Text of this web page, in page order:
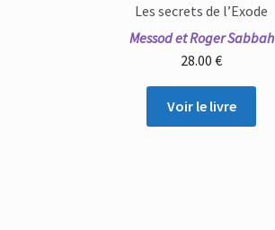
Les secrets de l’Exode
Messod et Roger Sabbah
28.00 €
Voir le livre